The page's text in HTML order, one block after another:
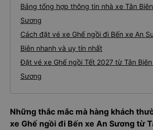
Bảng tổng hợp thông tin nhà xe Tân
Sương
Cách đặt vé xe Ghế ngồi đi Bến xe An
Biên nhanh và uy tín nhất
Đặt vé xe Ghế ngồi Tết 2027 từ Tân
Sương
Những thắc mắc mà hàng khách
xe Ghế ngồi đi Bến xe An Sương từ